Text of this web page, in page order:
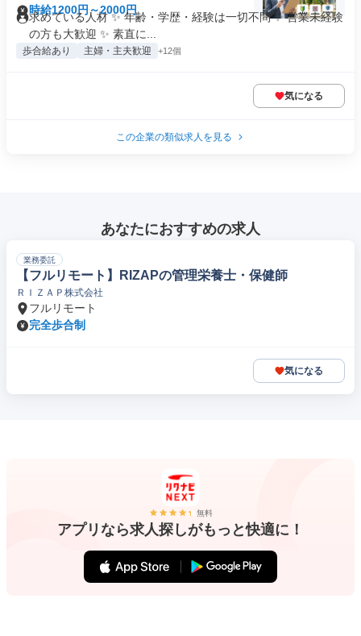
時給1200円～2000円
求めている人材 ✨ 年齢・学歴・経験は一切不問 ✨ 営業未経験
の方も大歓迎 ✨ 素直に...
歩合給あり 主婦・主夫歓迎 +12個
気になる
この企業の類似求人を見る
あなたにおすすめの求人
業務委託
【フルリモート】RIZAPの管理栄養士・保健師
ＲＩＺＡＰ株式会社
フルリモート
完全歩合制
気になる
無料
アプリなら求人探しがもっと快適に！